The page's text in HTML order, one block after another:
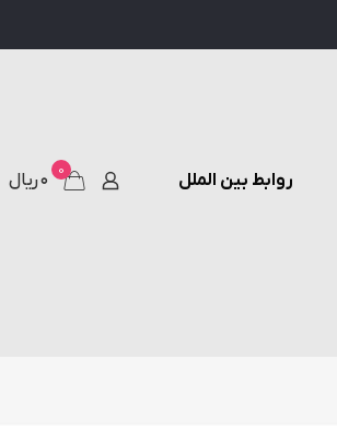
روابط بین الملل 0 ۰ ریال